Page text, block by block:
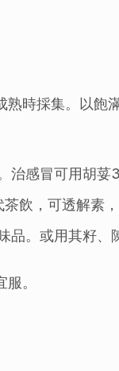
時採集。以飽
治感冒可用胡荽
飲，可透解素，
。或用其籽、
。